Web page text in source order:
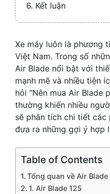
Kết luận
Xe máy luôn là phương
Việt Nam. Trong số
Air Blade nổi bật với
mạnh mẽ và nhiều tiện
hỏi “Nên mua Air Blade
thường khiến nhiều
sẽ phân tích chi tiết các
đưa ra những gợi ý hợp
Table of Contents
Tổng quan về Air Blade
1. Air Blade 125